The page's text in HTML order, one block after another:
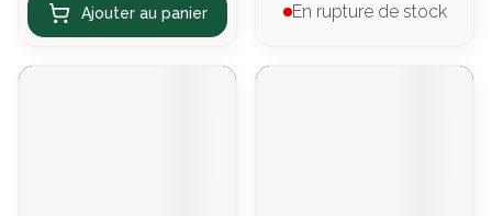
Ajouter au panier En rupture de stock